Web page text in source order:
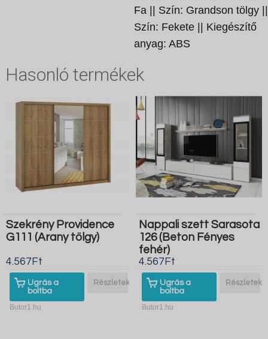
Fa || Szín: Grandson tölgy ||
Szín: Fekete || Kiegészítő
anyag: ABS
Hasonló termékek
Szekrény Providence
G111 (Arany tölgy)
4.567Ft
Ugrás a
boltba
Részletek
Butor1.hu
Nappali szett Sarasota
126 (Beton Fényes
fehér)
4.567Ft
Ugrás a
boltba
Részletek
Butor1.hu